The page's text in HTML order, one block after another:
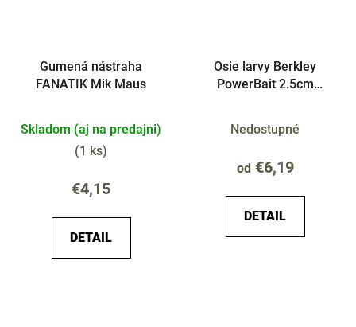
Gumená nástraha
FANATIK Mik Maus
Skladom (aj na predajni)
(1 ks)
€4,15
DETAIL
Osie larvy Berkley
PowerBait 2.5cm
Nedostupné
od€6,19
DETAIL